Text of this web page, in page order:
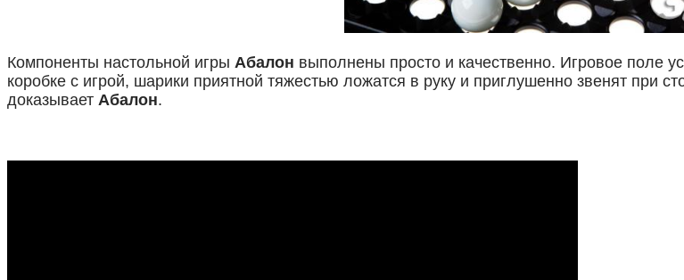
Компоненты настольной игры Абалон выполнены просто и качественно. Игровое поле
коробке с игрой, шарики приятной тяжестью ложатся в руку и приглушенно звенят при
доказывает Абалон.